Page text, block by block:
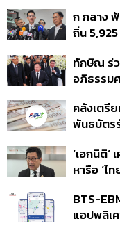
350’ เส
ชายแดน
ก กลาง
ถิ่น
ราย รอ ป
เสร็จ 31
ทักษิณ ร่
อภิธรรม
สิน’ สิริอ
เพื่อไทย
คลังเตรี
พันธบัตร
ก.ย.นี้ อา
ขายแบบ
‘เอกนิติ’
หารือ ‘ไ
แสนล้าน
ช่วยไทย
BTS-
แอปพลิเ